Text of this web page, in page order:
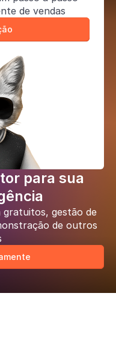
de vendas
para sua
gratuitos, gestão de
de outros